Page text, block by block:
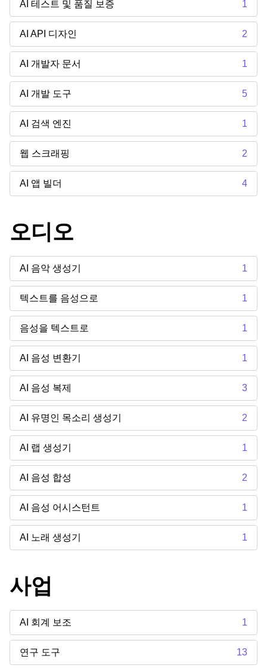
AI 테스트 및 품질 보증 1
AI API 디자인 2
AI 개발자 문서 1
AI 개발 도구 5
AI 검색 엔진 1
웹 스크래핑 2
AI 앱 빌더 4
오디오
AI 음악 생성기 1
텍스트를 음성으로 1
음성을 텍스트로 1
AI 음성 변환기 1
AI 음성 복제 3
AI 유명인 목소리 생성기 2
AI 랩 생성기 1
AI 음성 합성 2
AI 음성 어시스턴트 1
AI 노래 생성기 1
사업
AI 회계 보조 1
연구 도구 13